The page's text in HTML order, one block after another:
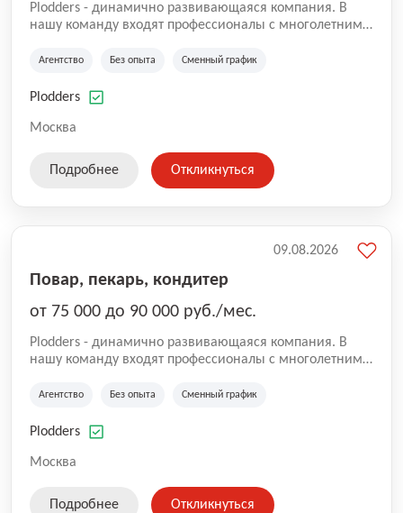
Plodders - динамично развивающаяся компания. В
нашу команду входят профессионалы с многолетним
на рынке аутсорсинга, а накопленный опыт позволяют
оказываемых услуг.
Агентство Без опыта Сменный график
Plodders
Москва
Подробнее Откликнуться
Повар, пекарь, кондитер
от 75 000 до 90 000 руб./мес.
Plodders - динамично развивающаяся компания. В
нашу команду входят профессионалы с многолетним
на рынке аутсорсинга, а накопленный опыт позволяют
оказываемых услуг.
Агентство Без опыта Сменный график
Plodders
Москва
09.08.2026
Подробнее Откликнуться